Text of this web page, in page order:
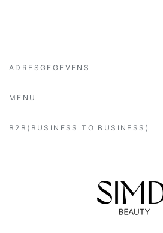
ADRESGEGEVENS
MENU
B2B(BUSINESS TO BUSINESS)